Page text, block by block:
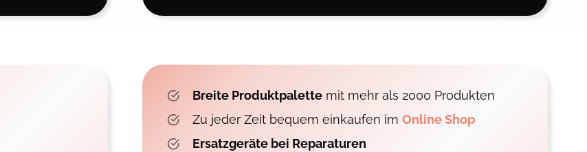
Breite Produktpalettemit mehr als 2000 Produkten
Zu jeder Zeit bequem einkaufen im Online Shop
Ersatzgeräte bei Reparaturen